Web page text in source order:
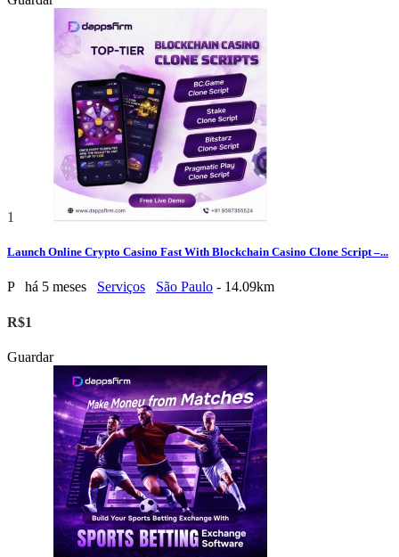
1
Launch Online Crypto Casino Fast With Blockchain Casino Clone Script –...
P há 5 meses Serviços São Paulo - 14.09km
R$1
Guardar